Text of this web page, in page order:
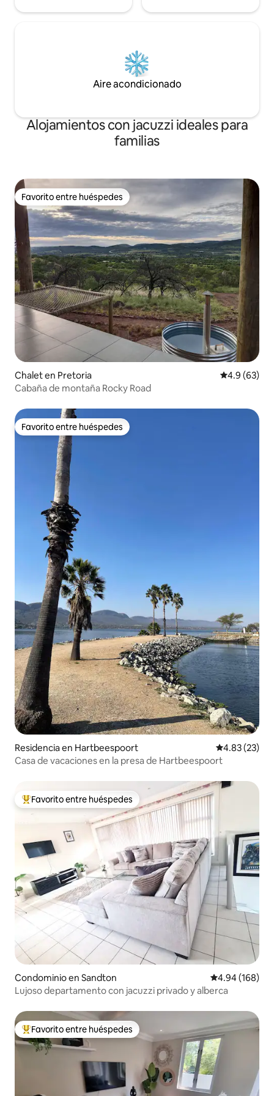
Aire acondicionado
Alojamientos con jacuzzi ideales para
familias
Favorito entre huéspedes
Favorito entre huéspedes
Chalet en Pretoria Calificación
4.9 (63)
Cabaña de montaña Rocky Road
Favorito entre huéspedes
Favorito entre huéspedes
Residencia en Hartbeespoort Calificación
4.83 (23)
Casa de vacaciones en la presa de Hartbeespoort
De los mejores en Favorito entre huéspedes
Favorito entre huéspedes
Condominio en Sandton Calificación
4.94 (168)
Lujoso departamento con jacuzzi privado y alberca
De los mejores en Favorito entre huéspedes
Favorito entre huéspedes